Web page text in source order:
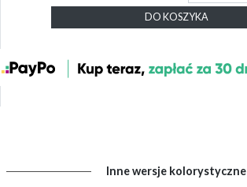
DO KOSZYKA
Inne wersje kolorystyczne